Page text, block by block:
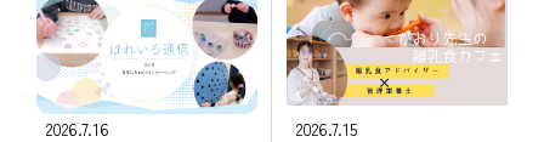
2026.7.16
2026.7.15